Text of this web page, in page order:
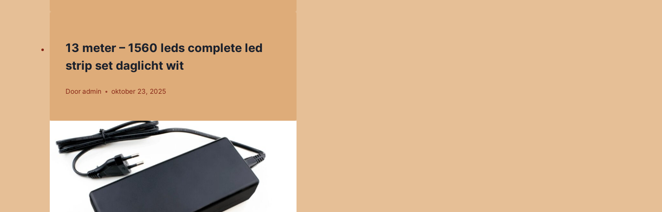
13 meter – 1560 leds complete led
strip set daglicht wit
Door admin oktober 23, 2025